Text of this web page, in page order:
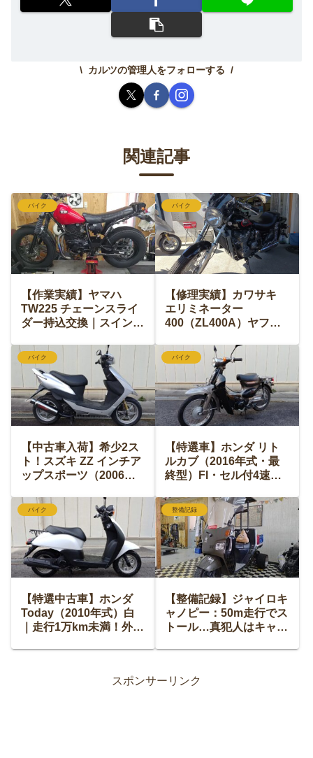
カルツの管理人をフォローする
関連記事
バイク
【作業実績】ヤマハ
TW225 チェーンスライ
ダー持込交換｜スイング
ー高級グリスアップ
バイク
【修理実績】カワサキ
エリミネーター
400（ZL400A）ヤフオ
＆点検
バイク
【中古車入荷】希少2ス
ト！スズキ ZZ インチア
ップスポーツ（2006年
ジックマフラー搭載の美
車｜安心の6ヶ月保証
付・遠方からのご購入も
歓迎
バイク
【特選車】ホンダ リト
ルカブ（2016年式・最
終型）FI・セル付4速｜
km台の希少車！
バイク
【特選中古車】ホンダ
Today（2010年式）白
｜走行1万km未満！外
整備記録
【整備記録】ジャイロキ
ャノピー：50m走行でス
トール…真犯人はキャブ
スポンサーリンク